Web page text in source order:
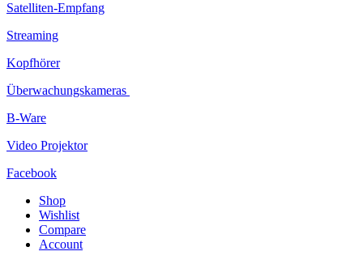
Satelliten-Empfang
Streaming
Kopfhörer
Überwachungskameras
B-Ware
Video Projektor
Facebook
Shop
Wishlist
Compare
Account